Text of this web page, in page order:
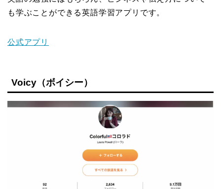
も学ぶことができる英語学習アプリです。
公式アプリ
Voicy（ボイシー）